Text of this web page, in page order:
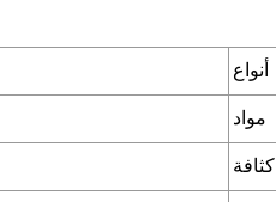
أنواع
مواد
كثافة